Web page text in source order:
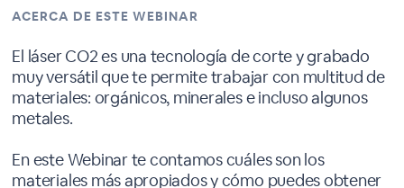
ACERCA DE ESTE WEBINAR
El láser CO2 es una tecnología de corte y grabado
muy versátil que te permite trabajar con multitud de
materiales: orgánicos, minerales e incluso algunos
metales.
En este Webinar te contamos cuáles son los
materiales más apropiados y cómo puedes obtener